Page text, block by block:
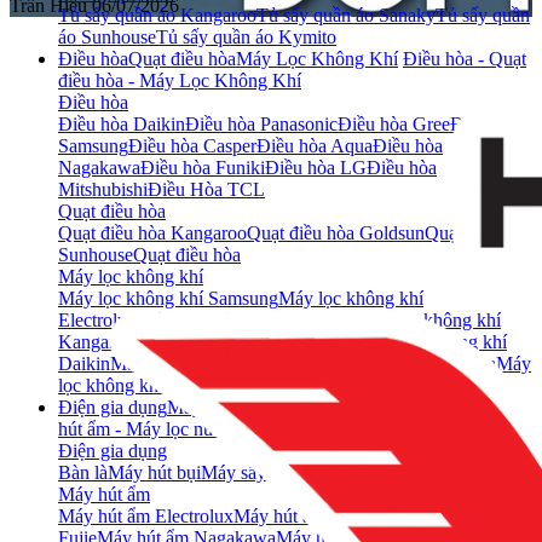
Tủ sấy quần áo KangarooTủ sấy quần áo SanakyTủ sấy quần
áo SunhouseTủ sấy quần áo Kymito
Điều hòaQuạt điều hòaMáy Lọc Không Khí Điều hòa - Quạt
điều hòa - Máy Lọc Không Khí
Điều hòa
Điều hòa DaikinĐiều hòa PanasonicĐiều hòa GreeĐiều hòa
SamsungĐiều hòa CasperĐiều hòa AquaĐiều hòa
NagakawaĐiều hòa FunikiĐiều hòa LGĐiều hòa
MitshubishiĐiều Hòa TCL
Quạt điều hòa
Quạt điều hòa KangarooQuạt điều hòa GoldsunQuạt điều hòa
SunhouseQuạt điều hòa
Máy lọc không khí
Máy lọc không khí SamsungMáy lọc không khí
Electrolux
Máy lọc không khí Dr.Clean
Máy lọc không khí
Kangaroo
Máy lọc không khí PanasonicMáy lọc không khí
DaikinMáy lọc không khí Sharp Máy lọc không khí AquaMáy
lọc không khí TCLMáy hút ẩm kết hợp lọc không khí
Điện gia dụngMáy hút ẩmMáy lọc nước
Điện gia dụng - Máy
hút ẩm - Máy lọc nước
Điện gia dụng
Bàn làMáy hút bụiMáy sấy tócĐèn sưởi Quạt sưởi
Máy hút ẩm
Máy hút ẩm ElectroluxMáy hút ẩm SharpMáy hút ẩm
Trần Hiếu 06/07/2026